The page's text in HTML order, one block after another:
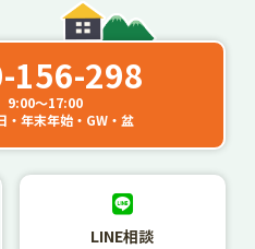
156-298
9:00～17:00
・年末年始・GW・盆
LINE相談